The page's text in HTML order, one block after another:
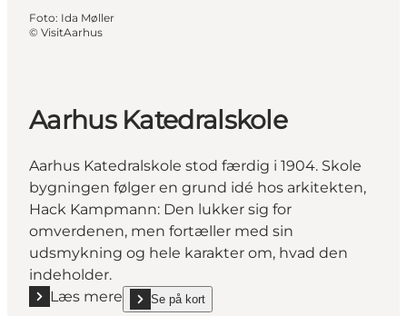
Foto: Ida Møller
© VisitAarhus
Aarhus Katedralskole
Aarhus Katedralskole stod færdig i 1904. Skole
bygningen følger en grund idé hos arkitekten,
Hack Kampmann: Den lukker sig for
omverdenen, men fortæller med sin
udsmykning og hele karakter om, hvad den
indeholder.
Læs mere
Læs mere "Aarhus Katedralskole"
Se på kort
show Aarhus Katedralskole on_map